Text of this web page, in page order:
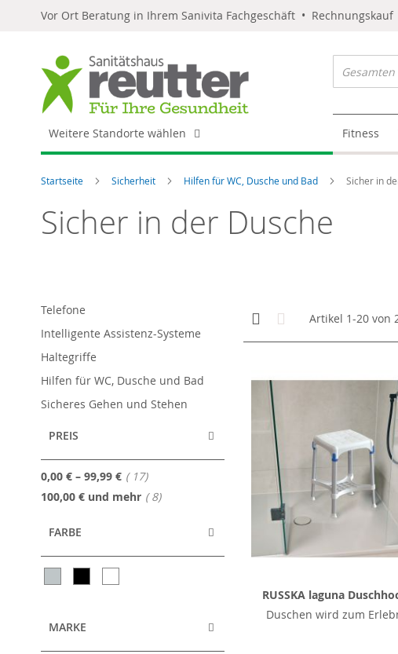
Vor Ort Beratung in Ihrem Sanivita Fachgeschäft •
Weitere Standorte wählen Fitness
Startseite Sicherheit Hilfen für WC, Dusche und Bad Sicher in
Sicher in der Dusche
Anzeigen
als
Kachelansicht
Artikel 1-20 von
RUSSKA laguna
Duschen wird zum
Telefone
Intelligente Assistenz-Systeme
Haltegriffe
Hilfen für WC, Dusche und Bad
Sicheres Gehen und Stehen
PREIS
0,00 € – 99,99 € 17Artikel
100,00 € und mehr 8Artikel
FARBE
MARKE